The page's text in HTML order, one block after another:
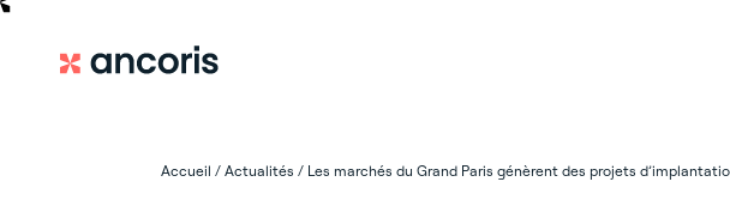
Accueil /Actualités / Les marchés du Grand Paris génèrent des projets